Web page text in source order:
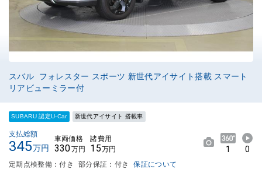
スバル フォレスター スポーツ 新世代アイサイト搭載 スマート
リアビューミラー付
SUBARU 認定U-Car 新世代アイサイト 搭載車
支払総額
345万円
車両価格
330万円
諸費用
15万円 1 0
定期点検整備：付き 部分保証：付き 保証について